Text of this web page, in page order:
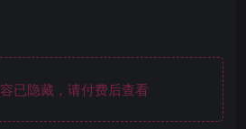
已隐藏，请付费后查看